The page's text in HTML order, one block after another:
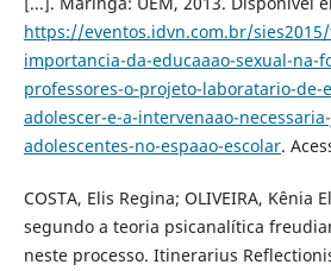
https://eventos.idvn.com.br/
importancia-da-educaaao-sexual-na-
professores-o-projeto-laboratario-de-
adolescer-e-a-intervenaao-
adolescentes-no-espaao-escolar.
COSTA, Elis Regina; OLIVEIRA, Kênia
segundo a teoria psicanalítica
neste processo. Itinerarius